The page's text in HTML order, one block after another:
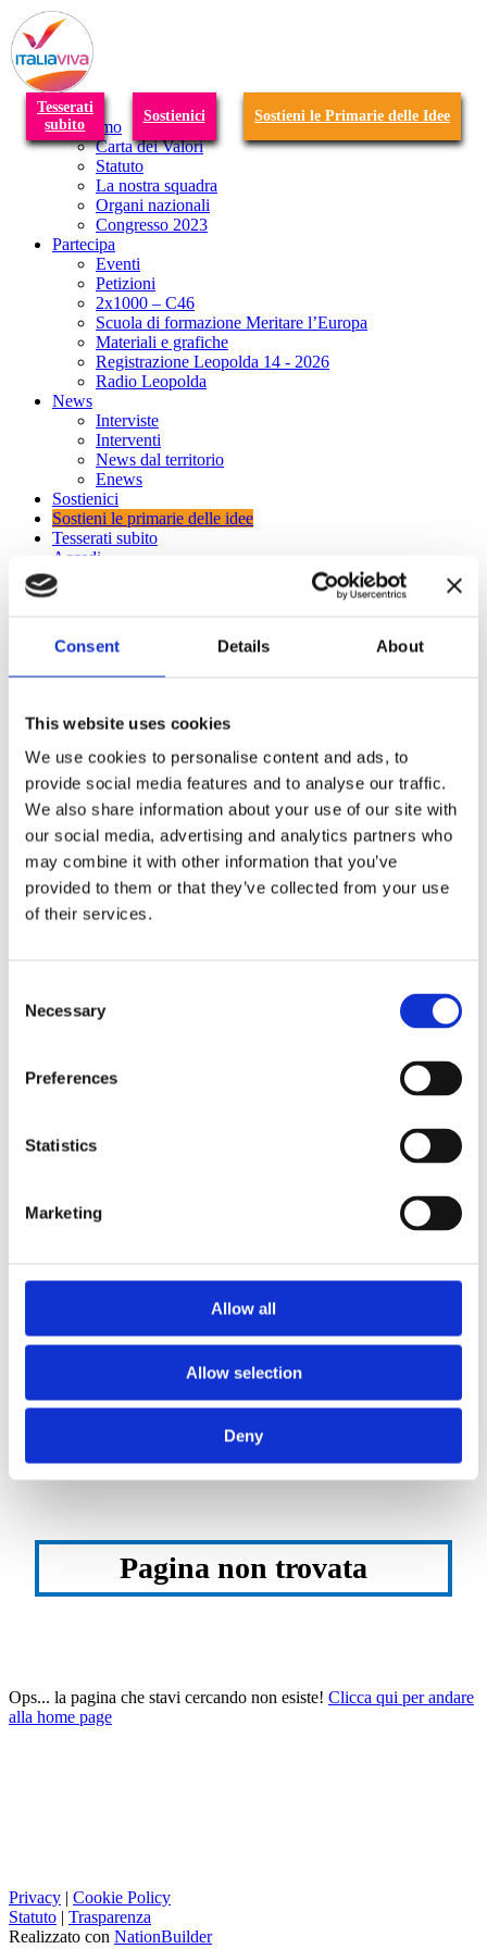
Consent Details About
This website uses cookies
We use cookies to personalise content and ads, to
provide social media features and to analyse our traffic.
We also share information about your use of our site with
our social media, advertising and analytics partners who
may combine it with other information that you’ve
provided to them or that they’ve collected from your use
of their services.
Selection
Necessary
Preferences
Statistics
Marketing
Allow all
Allow selection
Deny
Tesserati
subito
Sostienici Sostieni le Primarie delle Idee
Chi siamo
Carta dei Valori
Statuto
La nostra squadra
Organi nazionali
Congresso 2023
Partecipa
Eventi
Petizioni
2x1000 – C46
Scuola di formazione Meritare l’Europa
Materiali e grafiche
Registrazione Leopolda 14 - 2026
Radio Leopolda
News
Interviste
Interventi
News dal territorio
Enews
Sostienici
Sostieni le primarie delle idee
Tesserati subito
Accedi
Chi siamo
Carta dei Valori
Statuto
La nostra squadra
Organi nazionali
Congresso 2023
Partecipa
Eventi
Petizioni
Radio Leopolda
News dal territorio
Sostieni le primarie delle idee
Pagina non trovata
Ops... la pagina che stavi cercando non esiste! Clicca qui per andare
alla home page
Privacy | Cookie Policy
Statuto | Trasparenza
Realizzato con NationBuilder